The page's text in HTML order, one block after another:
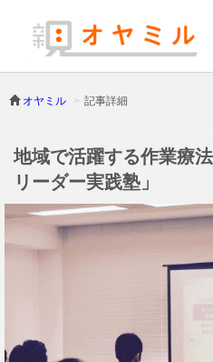
オヤミル 記事詳細
地域で活躍する作業療
リーダー実践塾」